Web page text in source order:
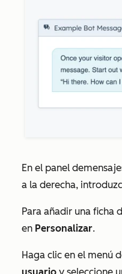
En el panel de
a la derecha,
Para añadir una ficha
en Personalizar.
Haga clic en el menú